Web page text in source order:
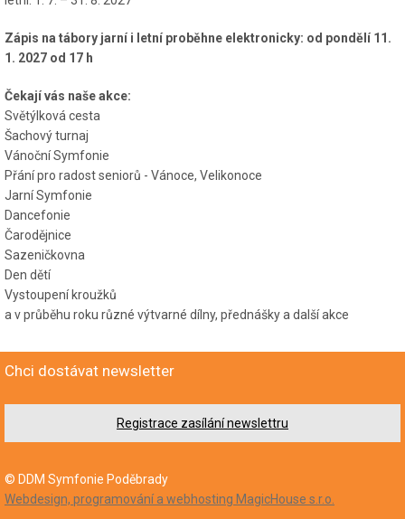
Zápis na tábory jarní i letní proběhne elektronicky: od pondělí 11.
1. 2027 od 17 h
Čekají vás naše akce:
Světýlková cesta
Šachový turnaj
Vánoční Symfonie
Přání pro radost seniorů - Vánoce, Velikonoce
Jarní Symfonie
Dancefonie
Čarodějnice
Sazeničkovna
Den dětí
Vystoupení kroužků
a v průběhu roku různé výtvarné dílny, přednášky a další akce
Chci dostávat newsletter
Registrace zasílání newslettru
© DDM Symfonie Poděbrady
Webdesign, programování a webhosting MagicHouse s.r.o.